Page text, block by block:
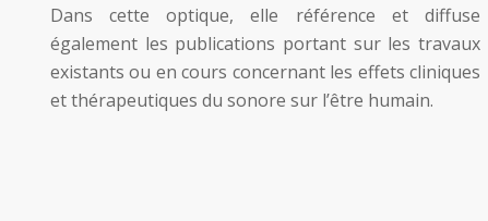
Dans cette optique, elle référence et diffuse
également les publications portant sur les travaux
existants ou en cours concernant les effets cliniques
et thérapeutiques du sonore sur l’être humain.